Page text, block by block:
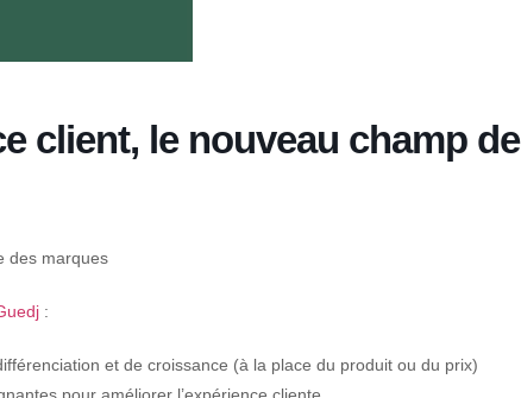
client, le nouveau champ de
des marques
:
et de croissance (à la place du produit ou du prix)